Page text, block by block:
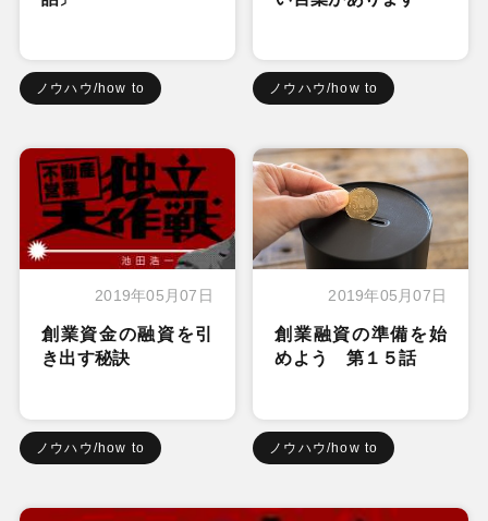
ノウハウ/how to ノウハウ/how to
2019年05月07日
創業資金の融資を引
き出す秘訣
ノウハウ/how to
2019年05月07日
創業融資の準備を始
めよう 第１５話
ノウハウ/how to